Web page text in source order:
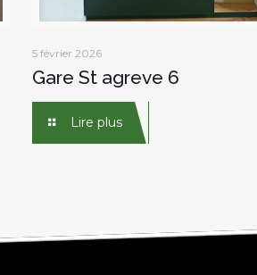
5 février 2026
Gare St agreve 6
Lire plus